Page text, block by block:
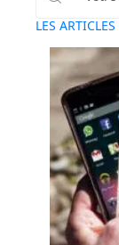
LES ARTICLES